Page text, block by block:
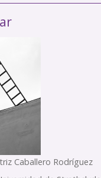
Caballero Rodríguez